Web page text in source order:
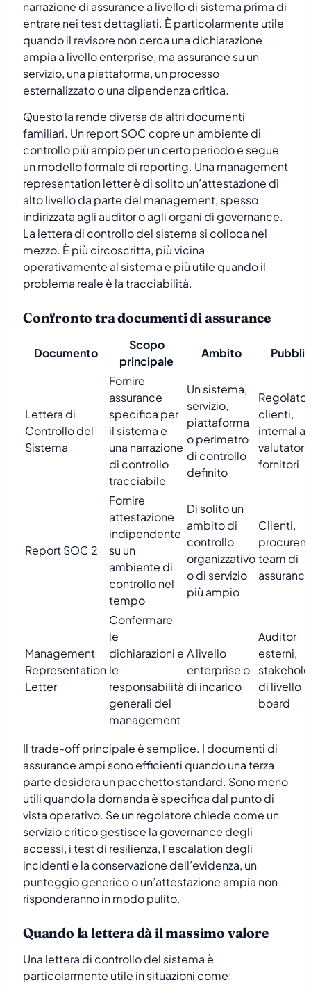
narrazione di assurance a livello di sistema prima di
entrare nei test dettagliati. È particolarmente utile
quando il revisore non cerca una dichiarazione
ampia a livello enterprise, ma assurance su un
servizio, una piattaforma, un processo
esternalizzato o una dipendenza critica.
Questo la rende diversa da altri documenti
familiari. Un report SOC copre un ambiente di
controllo più ampio per un certo periodo e segue
un modello formale di reporting. Una management
representation letter è di solito un’attestazione di
alto livello da parte del management, spesso
indirizzata agli auditor o agli organi di governance.
La lettera di controllo del sistema si colloca nel
mezzo. È più circoscritta, più vicina
operativamente al sistema e più utile quando il
problema reale è la tracciabilità.
Confronto tra documenti di assurance
Documento
Scopo
principale
Ambito
Lettera di
Controllo del
Sistema
Fornire
assurance
specifica per
il sistema e
una narrazione
di controllo
tracciabile
Un sistema,
servizio,
piattaforma
o perimetro
di controllo
definito
clienti,
internal
valutatori
fornitori
Report SOC 2
Fornire
attestazione
indipendente
su un
ambiente di
controllo nel
tempo
Di solito un
ambito di
controllo
organizzativo
o di servizio
più ampio
Clienti,
team di
assurance
Management
Representation
Letter
Confermare
le
dichiarazioni e
le
responsabilità
generali del
management
A livello
enterprise o
di incarico
Auditor
esterni,
di livello
board
Il trade-off principale è semplice. I documenti di
assurance ampi sono efficienti quando una terza
parte desidera un pacchetto standard. Sono meno
utili quando la domanda è specifica dal punto di
vista operativo. Se un regolatore chiede come un
servizio critico gestisce la governance degli
accessi, i test di resilienza, l’escalation degli
incidenti e la conservazione dell’evidenza, un
punteggio generico o un’attestazione ampia non
risponderanno in modo pulito.
Quando la lettera dà il massimo valore
Una lettera di controllo del sistema è
particolarmente utile in situazioni come: